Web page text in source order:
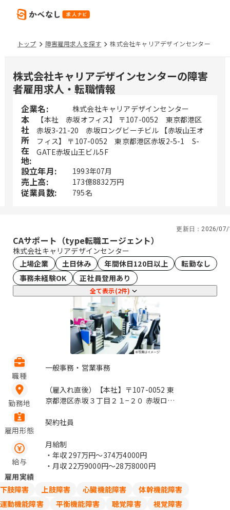
トップ 障害雇用求人を探す 株式会社キャリアデザインセンター
株式会社キャリアデザインセンターの障害
者雇用求人・転職情報
企業名: 株式会社キャリアデザインセンター
本
社
所
在
地:
【本社 赤坂オフィス】 〒107-0052 東京都港区
赤坂3-21-20 赤坂ロングビーチビル 【赤坂山王オ
フィス】 〒107-0052 東京都港区赤坂2-5-1 S-
GATE赤坂山王ビル5F
設立年月: 1993年07月
売上高: 173億8832万円
従業員数: 795名
更新日： 2026/07/
CAサポート（type転職エージェント）
株式会社キャリアデザインセンター
上場企業
土日休み 年間休日120日以上
転勤なし
事務未経験OK
正社員登用あり
全て表示(2件)
職種
一般事務・営業事務
勤務地
（雇入れ直後）【本社】〒107-0052 東
京都港区赤坂３丁目２１−２０ 赤坂ロン
赤坂見附、永田町
雇用形態
契約社員
給与
月給制
・年収 297万円〜374万4000円
・月収 22万9000円〜28万8000円
雇用実績
下肢障害
上肢障害 心臓機能障害
体幹機能障害
運動機能障害
平衡機能障害 聴覚障害
視覚障害